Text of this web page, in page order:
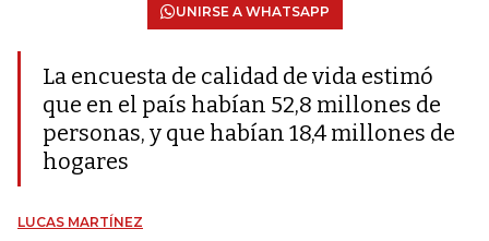
UNIRSE A WHATSAPP
La encuesta de calidad de vida estimó
que en el país habían 52,8 millones de
personas, y que habían 18,4 millones de
hogares
LUCAS MARTÍNEZ